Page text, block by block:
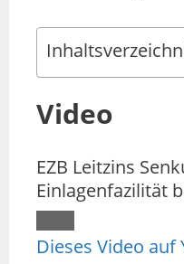
Video
EZB Leitzins
Einlagenfazilität
Dieses Video auf